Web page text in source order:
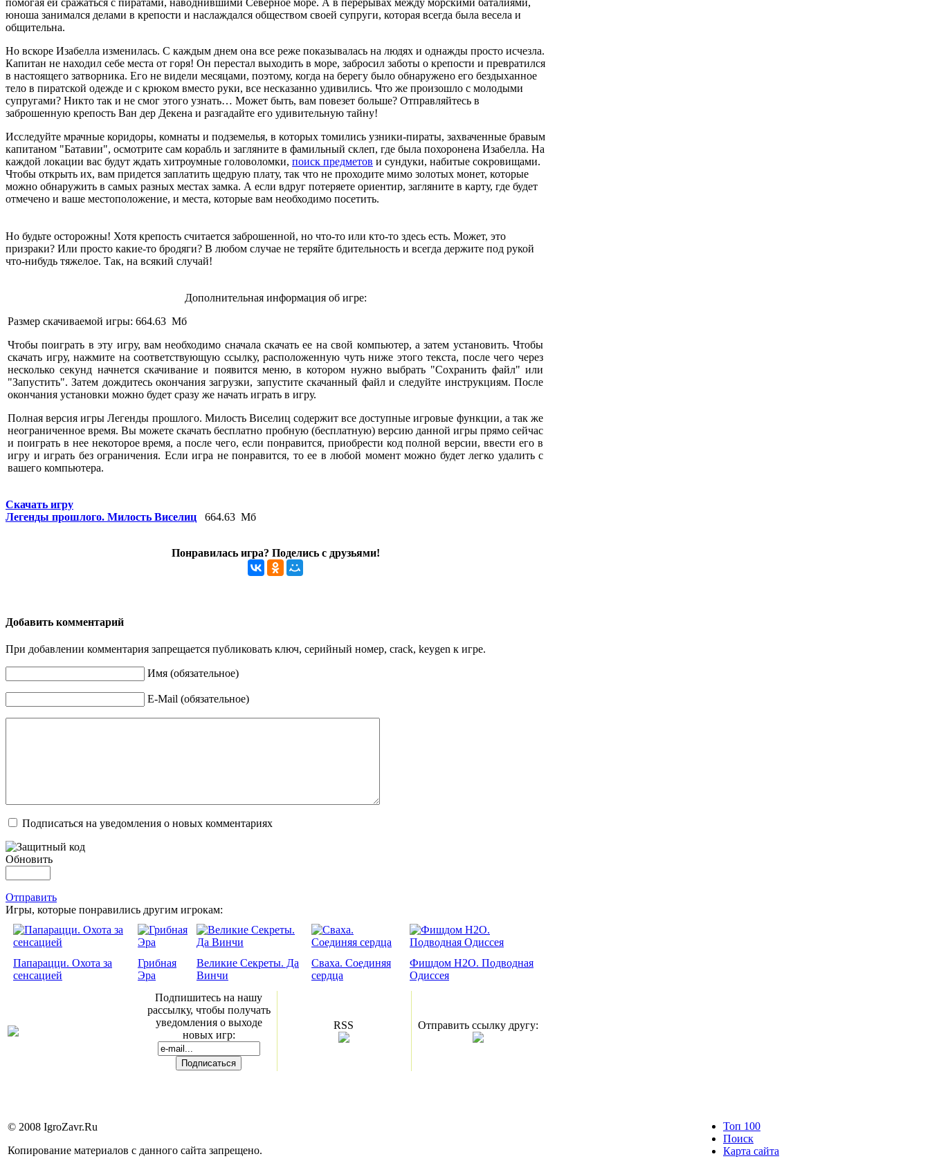
помогая ей сражаться с пиратами, наводнившими Северное море. А в перерывах между морскими баталиями,
юноша занимался делами в крепости и наслаждался обществом своей супруги, которая всегда была весела и
общительна.
Но вскоре Изабелла изменилась. С каждым днем она все реже показывалась на людях и однажды просто исчезла.
Капитан не находил себе места от горя! Он перестал выходить в море, забросил заботы о крепости и превратился
в настоящего затворника. Его не видели месяцами, поэтому, когда на берегу было обнаружено его бездыханное
тело в пиратской одежде и с крюком вместо руки, все несказанно удивились. Что же произошло с молодыми
супругами? Никто так и не смог этого узнать… Может быть, вам повезет больше? Отправляйтесь в
заброшенную крепость Ван дер Декена и разгадайте его удивительную тайну!
Исследуйте мрачные коридоры, комнаты и подземелья, в которых томились узники-пираты, захваченные бравым
капитаном "Батавии", осмотрите сам корабль и загляните в фамильный склеп, где была похоронена Изабелла. На
каждой локации вас будут ждать хитроумные головоломки, поиск предметов и сундуки, набитые сокровищами.
Чтобы открыть их, вам придется заплатить щедрую плату, так что не проходите мимо золотых монет, которые
можно обнаружить в самых разных местах замка. А если вдруг потеряете ориентир, загляните в карту, где будет
отмечено и ваше местоположение, и места, которые вам необходимо посетить.
Но будьте осторожны! Хотя крепость считается заброшенной, но что-то или кто-то здесь есть. Может, это
призраки? Или просто какие-то бродяги? В любом случае не теряйте бдительность и всегда держите под рукой
что-нибудь тяжелое. Так, на всякий случай!
Дополнительная информация об игре:
Размер скачиваемой игры: 664.63 Мб
Чтобы поиграть в эту игру, вам необходимо сначала скачать ее на свой компьютер, а затем установить. Чтобы
скачать игру, нажмите на соответствующую ссылку, расположенную чуть ниже этого текста, после чего через
несколько секунд начнется скачивание и появится меню, в котором нужно выбрать "Сохранить файл" или
"Запустить". Затем дождитесь окончания загрузки, запустите скачанный файл и следуйте инструкциям. После
окончания установки можно будет сразу же начать играть в игру.
Полная версия игры Легенды прошлого. Милость Виселиц содержит все доступные игровые функции, а так же
неограниченное время. Вы можете скачать бесплатно пробную (бесплатную) версию данной игры прямо сейчас
и поиграть в нее некоторое время, а после чего, если понравится, приобрести код полной версии, ввести его в
игру и играть без ограничения. Если игра не понравится, то ее в любой момент можно будет легко удалить с
вашего компьютера.
Скачать игру
Легенды прошлого. Милость Виселиц 664.63 Мб
Понравилась игра? Поделись с друзьями!
Добавить комментарий
При добавлении комментария запрещается публиковать ключ, серийный номер, crack, keygen к игре.
Имя (обязательное)
E-Mail (обязательное)
Подписаться на уведомления о новых комментариях
Обновить
Отправить
Игры, которые понравились другим игрокам:
Папарацци. Охота за
сенсацией
Грибная
Эра
Великие Секреты. Да
Винчи
Сваха. Соединяя
сердца
Фишдом H2O. Подводная
Одиссея
Подпишитесь на нашу
рассылку, чтобы получать
уведомления о выходе
новых игр:
RSS Отправить ссылку другу:
© 2008 IgroZavr.Ru
Копирование материалов с данного сайта запрещено.
Топ 100
Поиск
Карта сайта